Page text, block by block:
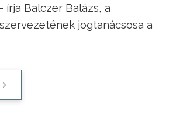
írja Balczer Balázs, a
jogtanácsosa a